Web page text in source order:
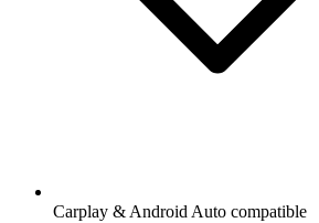
Carplay & Android Auto compatible